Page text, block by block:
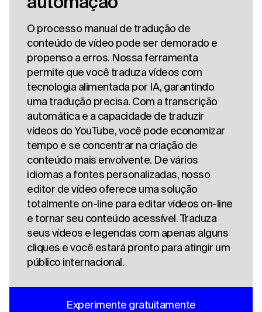
O processo manual de tradução de
conteúdo de vídeo pode ser demorado e
propenso a erros. Nossa ferramenta
permite que você traduza vídeos com
tecnologia alimentada por IA, garantindo
uma tradução precisa. Com a transcrição
automática e a capacidade de traduzir
vídeos do YouTube, você pode economizar
tempo e se concentrar na criação de
conteúdo mais envolvente. De vários
idiomas a fontes personalizadas, nosso
editor de vídeo oferece uma solução
totalmente on-line para editar vídeos on-line
e tornar seu conteúdo acessível. Traduza
seus vídeos e legendas com apenas alguns
cliques e você estará pronto para atingir um
público internacional.
Experimente gratuitamente